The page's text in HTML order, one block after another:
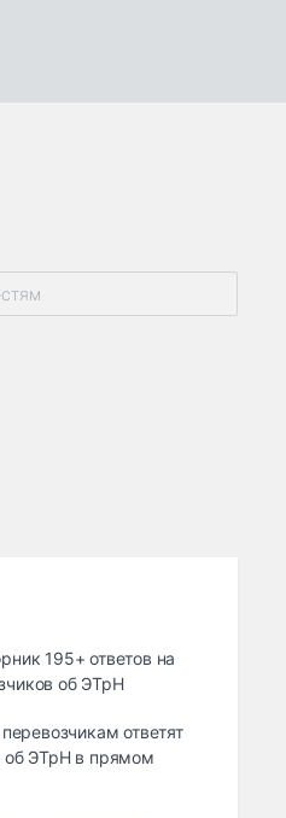
195+ ответов на
об ЭТрН
перевозчикам ответят
об ЭТрН в прямом